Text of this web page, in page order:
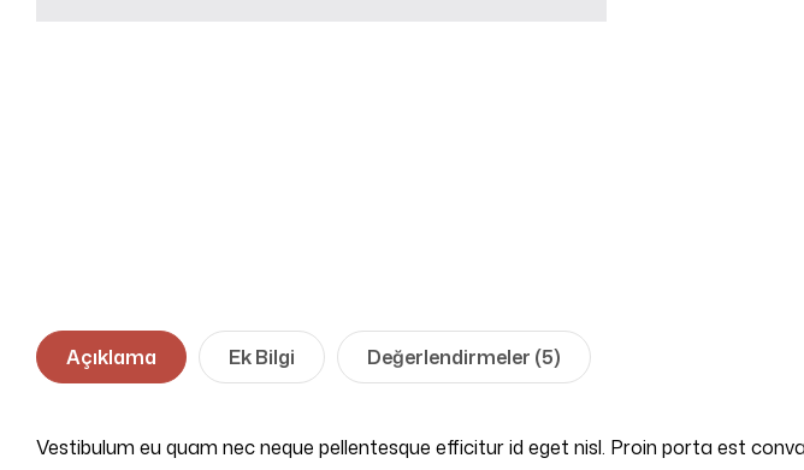
Açıklama Ek Bilgi Değerlendirmeler (5)
Vestibulum eu quam nec neque pellentesque efficitur id eget nisl. Proin porta est